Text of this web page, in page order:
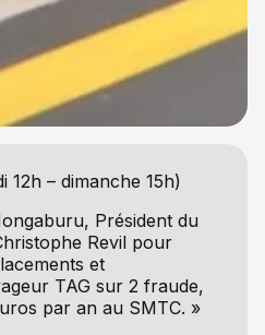
12h – dimanche 15h)
Président du
Revil pour
et
TAG sur 2 fraude,
par an au SMTC. »